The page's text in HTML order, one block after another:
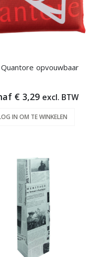
opvouwbaar
€ 3,29 excl. BTW
IN OM TE WINKELEN